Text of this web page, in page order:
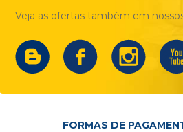
Veja as ofertas também em
FORMAS DE